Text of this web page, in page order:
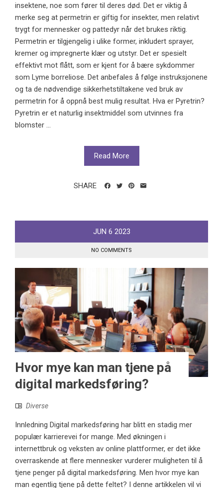
insektene, noe som fører til deres død. Det er viktig å
merke seg at permetrin er giftig for insekter, men relativt
trygt for mennesker og pattedyr når det brukes riktig.
Permetrin er tilgjengelig i ulike former, inkludert sprayer,
kremer og impregnerte klær og utstyr. Det er spesielt
effektivt mot flått, som er kjent for å bære sykdommer
som Lyme borreliose. Det anbefales å følge instruksjonene
og ta de nødvendige sikkerhetstiltakene ved bruk av
permetrin for å oppnå best mulig resultat. Hva er Pyretrin?
Pyretrin er et naturlig insektmiddel som utvinnes fra
blomster ...
Read More
SHARE
JUN 6 2023
NO COMMENTS
Hvor mye kan man tjene på
digital markedsføring?
Diverse
Innledning Digital markedsføring har blitt en stadig mer
populær karrierevei for mange. Med økningen i
internettbruk og veksten av online plattformer, er det ikke
overraskende at flere mennesker vurderer muligheten til å
tjene penger på digital markedsføring. Men hvor mye kan
man egentlig tjene på dette feltet? I denne artikkelen vil vi